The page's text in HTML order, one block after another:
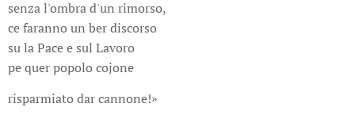
senza l'ombra d'un rimorso,
ce faranno un ber discorso
su la Pace e sul Lavoro
pe quer popolo cojone
risparmiato dar cannone!»